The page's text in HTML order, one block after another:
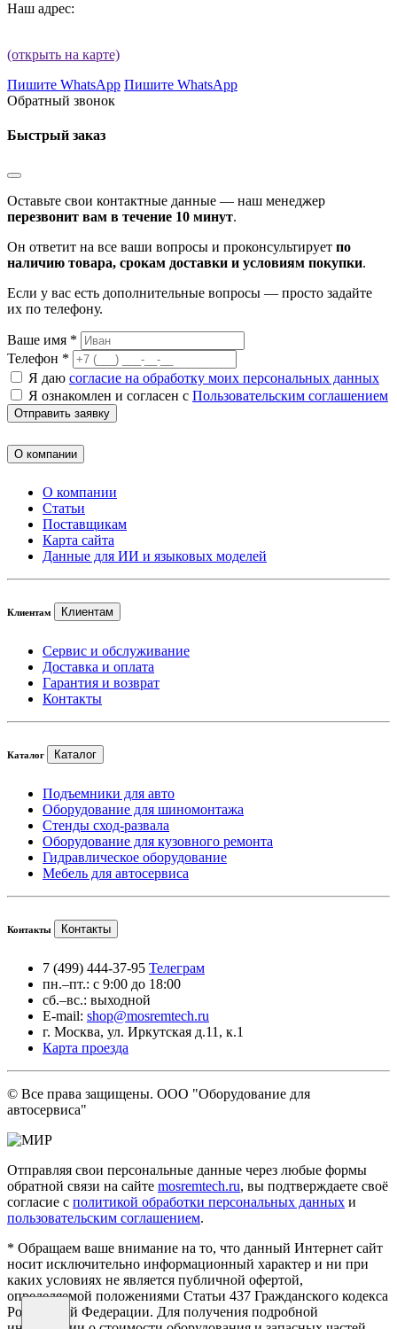
Наш адрес:
(открыть на карте)
Пишите WhatsApp Пишите WhatsApp
Обратный звонок
Быстрый заказ
Оставьте свои контактные данные — наш менеджер
перезвонит вам в течение 10 минут.
Он ответит на все ваши вопросы и проконсультирует по
наличию товара, срокам доставки и условиям покупки.
Если у вас есть дополнительные вопросы — просто задайте
их по телефону.
Ваше имя *
Телефон *
Я даю согласие на обработку моих персональных данных
Я ознакомлен и согласен с Пользовательским соглашением
Отправить заявку
О компании
О компании
Статьи
Поставщикам
Карта сайта
Данные для ИИ и языковых моделей
Клиентам Клиентам
Сервис и обслуживание
Доставка и оплата
Гарантия и возврат
Контакты
Каталог Каталог
Подъемники для авто
Оборудование для шиномонтажа
Стенды сход-развала
Оборудование для кузовного ремонта
Гидравлическое оборудование
Мебель для автосервиса
Контакты Контакты
7 (499) 444-37-95 Телеграм
пн.–пт.: с 9:00 до 18:00
сб.–вс.: выходной
E-mail: shop@mosremtech.ru
г. Москва, ул. Иркутская д.11, к.1
Карта проезда
© Все права защищены. ООО "Оборудование для
автосервиса"
Отправляя свои персональные данные через любые формы
обратной связи на сайте mosremtech.ru, вы подтверждаете своё
согласие с политикой обработки персональных данных и
пользовательским соглашением.
* Обращаем ваше внимание на то, что данный Интернет сайт
носит исключительно информационный характер и ни при
каких условиях не является публичной офертой,
определяемой положениями Статьи 437 Гражданского кодекса
Российской Федерации. Для получения подробной